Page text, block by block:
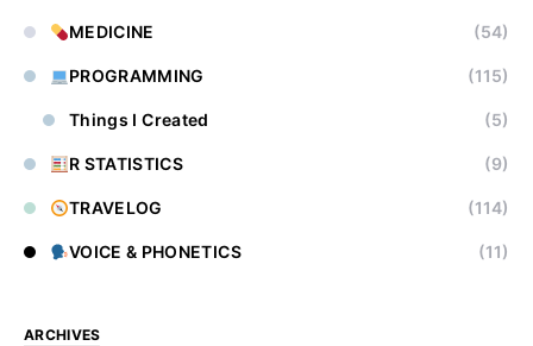
MEDICINE (54)
PROGRAMMING (115)
Things I Created (5)
R STATISTICS (9)
TRAVELOG (114)
VOICE & PHONETICS (11)
ARCHIVES